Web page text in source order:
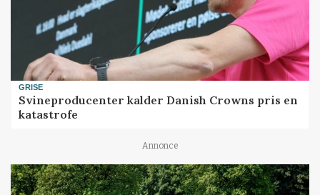
GRISE
Svineproducenter kalder Danish Crowns pris en
katastrofe
Annonce